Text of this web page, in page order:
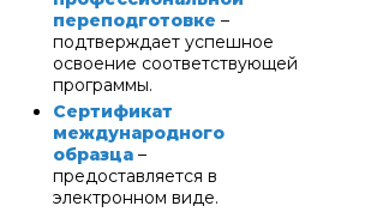
переподготовке –
подтверждает успешное
освоение соответствующей
программы.
Сертификат
международного
образца –
предоставляется в
электронном виде.